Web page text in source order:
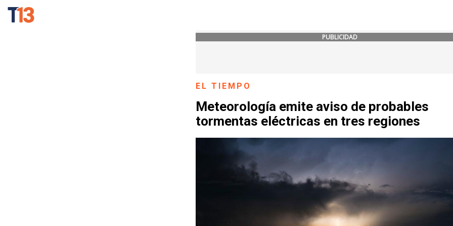
PUBLICIDAD
EL TIEMPO
Meteorología emite aviso de probables
tormentas eléctricas en tres regiones